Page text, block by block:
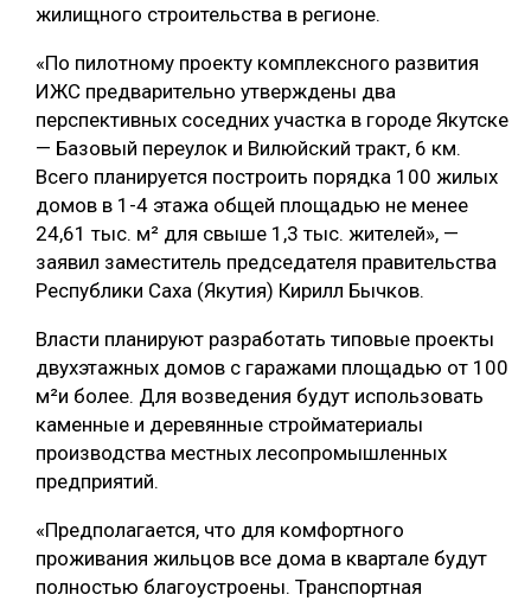
ЛОГИСТИКА
ПРОИЗВОДСТВО ДРЕВЕСНЫХ ПЛИТ
ЦБП
КОМПЛЕКСНАЯ ПЕРЕРАБОТКА
ЛЕСОПИЛЕНИЕ
БЕЗОПАСНОЕ ПРОИЗВОДСТВО
СОРТИРОВКА ДРЕВЕСИНЫ
СУШКА ДРЕВЕСИНЫ
МЕБЕЛЬНОЕ ПРОИЗВОДСТВО
жилищного строительства в регионе.
«По пилотному проекту комплексного развития
ИЖС предварительно утверждены два
перспективных соседних участка в городе Якутске
— Базовый переулок и Вилюйский тракт, 6 км.
Всего планируется построить порядка 100 жилых
домов в 1-4 этажа общей площадью не менее
24,61 тыс. м² для свыше 1,3 тыс. жителей», —
заявил заместитель председателя правительства
Республики Саха (Якутия) Кирилл Бычков.
Власти планируют разработать типовые проекты
двухэтажных домов с гаражами площадью от 100
м²и более. Для возведения будут использовать
каменные и деревянные стройматериалы
производства местных лесопромышленных
предприятий.
«Предполагается, что для комфортного
проживания жильцов все дома в квартале будут
полностью благоустроены. Транспортная